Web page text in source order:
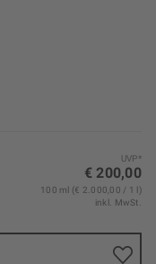
UVP*
€ 200,00
100 ml (€ 2.000,00 / 1 l)
inkl. MwSt.